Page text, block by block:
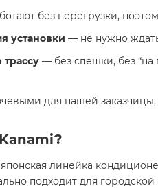
без перегрузки,
установки — не нужно
— без спешки, без “на
для нашей заказчицы,
линейка
подходит для